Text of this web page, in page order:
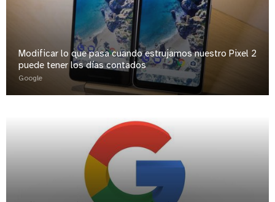
Modificar lo que pasa cuando estrujamos nuestro Pixel 2
puede tener los días contados
Google